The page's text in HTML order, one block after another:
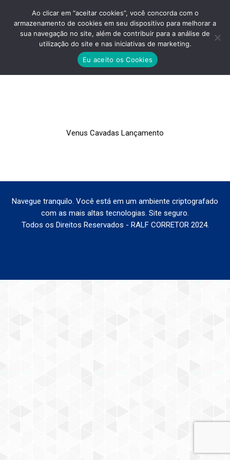
VENUS CAVADAS LANÇAMENTO
Você está aqui:
Venus Cavadas Lançamento
Navegue tranquilo. Você está em um ambiente criptografado
com as mais altas tecnologias. Site seguro.
Todos os Direitos Reservados - RALF CORRETOR 2024.
Ao clicar em “aceitar cookies”, você concorda com o
armazenamento de cookies em seu dispositivo para melhorar a
sua navegação no site, além de contribuir para a análise de
utilização do site e nas iniciativas de marketing.
Eu aceito os Cookies